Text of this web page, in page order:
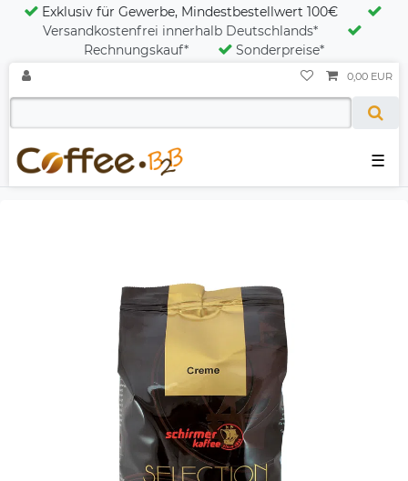
Exklusiv für Gewerbe, Mindestbestellwert 100€
Versandkostenfrei innerhalb Deutschlands*
Rechnungskauf*
Sonderpreise*
☰
0,00 EUR